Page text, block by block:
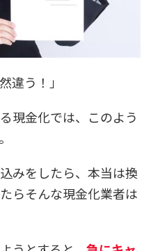
違う！」
現金化では、このよう
みをしたら、本当は換
らそんな現金化業者は